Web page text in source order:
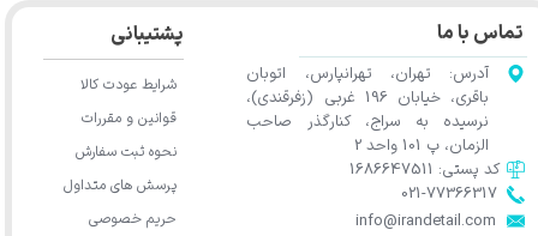
تماس با ما
آدرس: تهران، تهرانپارس، اتوبان
باقری، خیابان 196 غربی (زفرقندی)،
نرسیده به سراج، کنارگذر صاحب
الزمان، پ 101 واحد 2
​​​​​​​info@irandetail.com
021-77366317​​​​​​​​​​​​​​​​​​​​​
کد پستی: 1686647511
پشتیبانی
شرایط عودت کالا
قوانین و مقررات
نحوه ثبت سفارش
پرسش های متداول
حریم خصوصی